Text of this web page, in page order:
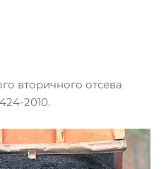
вторичного отсева
2010.